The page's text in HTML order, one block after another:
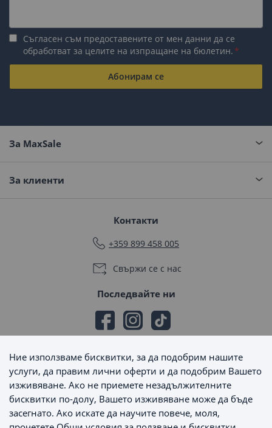
Съгласен съм предоставените от мен данни да се
обработват за целите на изпращане на бюлетин.
Абонирам се
За MaxSale
За клиенти
Контакти
+359 899 458 005
Свържи се с нас
Последвайте ни
Начини на плащане
Ние използваме бисквитки, за да подобрим нашите
услуги, да правим лични оферти и да подобрим Вашето
изживяване. Ако не приемете незадължителните
бисквитки по-долу, Вашето изживяване може да бъде
засегнато. Ако искате да научите повече, моля,